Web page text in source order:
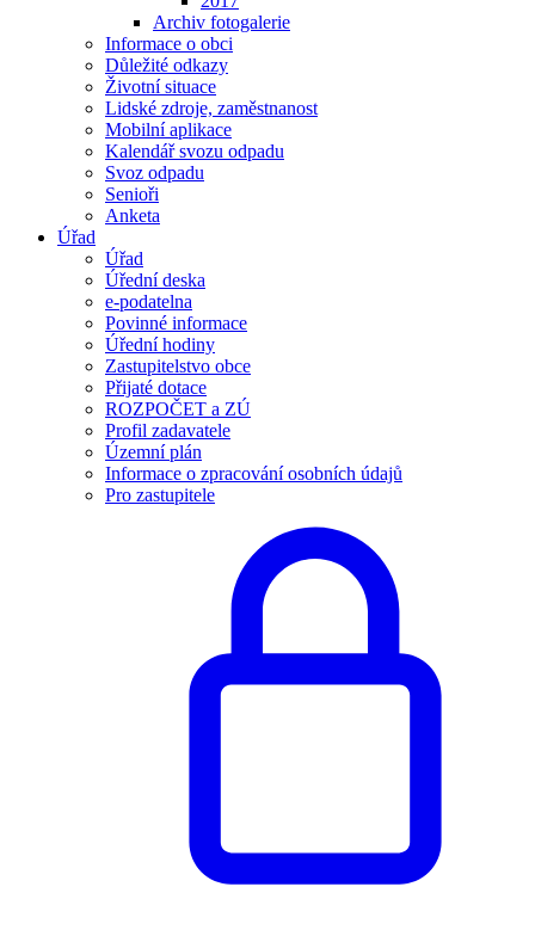
Archiv fotogalerie
Informace o obci
Důležité odkazy
Životní situace
Lidské zdroje, zaměstnanost
Mobilní aplikace
Kalendář svozu odpadu
Svoz odpadu
Senioři
Anketa
Úřad
Úřad
Úřední deska
e-podatelna
Povinné informace
Úřední hodiny
Zastupitelstvo obce
Přijaté dotace
ROZPOČET a ZÚ
Profil zadavatele
Územní plán
Informace o zpracování osobních údajů
Pro zastupitele